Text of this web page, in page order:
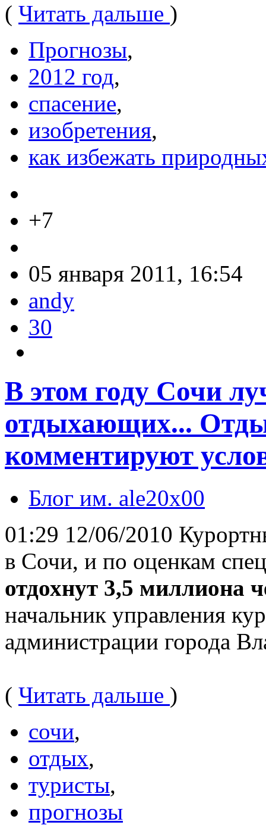
( Читать дальше )
Прогнозы,
2012 год,
спасение,
изобретения,
как избежать
+7
05 января 2011, 16:54
andy
30
В этом году Сочи
отдыхающих...
комментируют
Блог им. ale20x00
01:29 12/06/2010
в Сочи, и по оценкам
отдохнут 3,5 миллиона
начальник управления
администрации города
( Читать дальше )
сочи,
отдых,
туристы,
прогнозы